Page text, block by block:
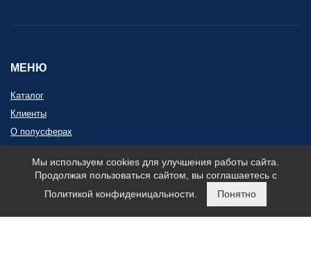
МЕНЮ
Каталог
Клиенты
О полусферах
Карта сайта
КОНТАКТЫ
Мы используем cookies для улучшения работы сайта.
Продолжая пользоваться сайтом, вы соглашаетесь с
Политикой конфиденицальности.
Понятно